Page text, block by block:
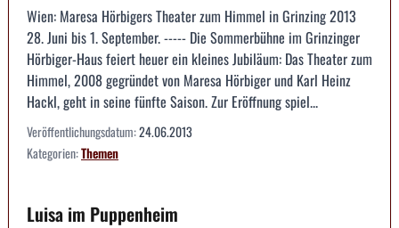
Wien: Maresa Hörbigers Theater zum Himmel in Grinzing 2013
28. Juni bis 1. September. ----- Die Sommerbühne im Grinzinger
Hörbiger-Haus feiert heuer ein kleines Jubiläum: Das Theater zum
Himmel, 2008 gegründet von Maresa Hörbiger und Karl Heinz
Hackl, geht in seine fünfte Saison. Zur Eröffnung spiel...
Veröffentlichungsdatum:24.06.2013
Kategorien:Themen
Luisa im Puppenheim